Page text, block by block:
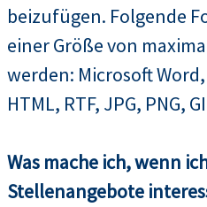
beizufügen. Folgende
einer Größe von
werden: Microsoft Word,
HTML, RTF, JPG, PNG,
Was mache ich, wenn
Stellenangebote